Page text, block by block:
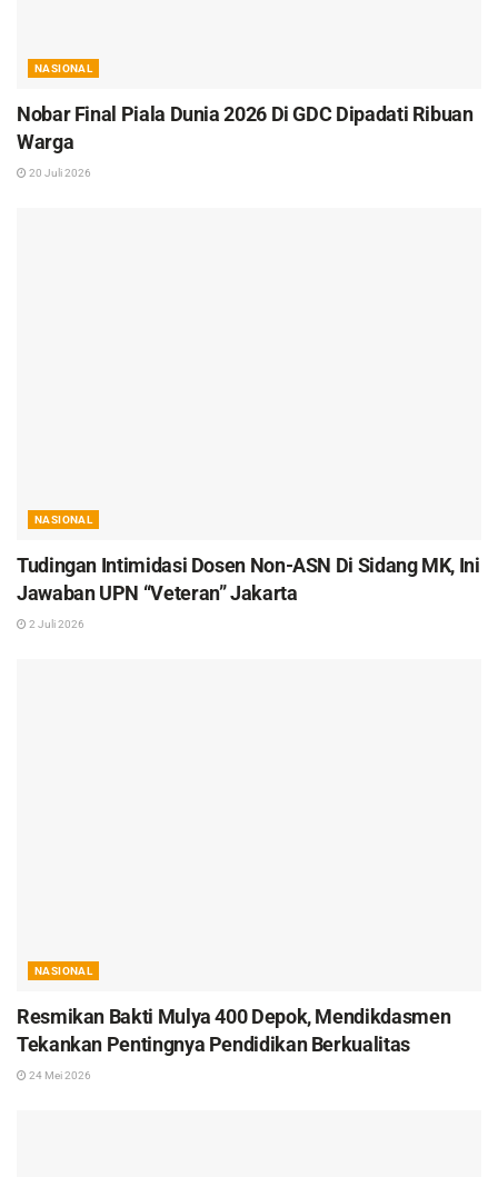
NASIONAL
Nobar Final Piala Dunia 2026 Di GDC Dipadati Ribuan
Warga
20 Juli 2026
NASIONAL
Tudingan Intimidasi Dosen Non-ASN Di Sidang MK, Ini
Jawaban UPN “Veteran” Jakarta
2 Juli 2026
NASIONAL
Resmikan Bakti Mulya 400 Depok, Mendikdasmen
Tekankan Pentingnya Pendidikan Berkualitas
24 Mei 2026